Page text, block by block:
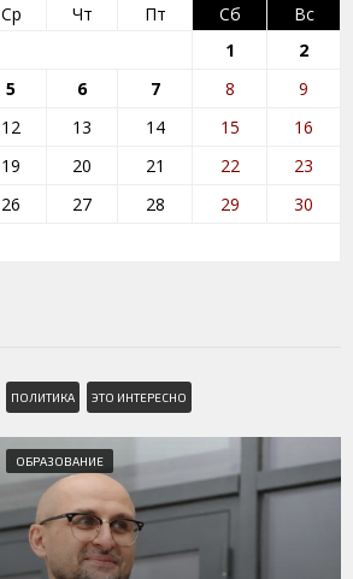
Ср Чт Пт Сб
Вс
1
2
5 6 7 8
9
12 13 14 15
16
19 20 21 22
23
26 27 28 29
30
ПОЛИТИКА ЭТО ИНТЕРЕСНО
ОБРАЗОВАНИЕ